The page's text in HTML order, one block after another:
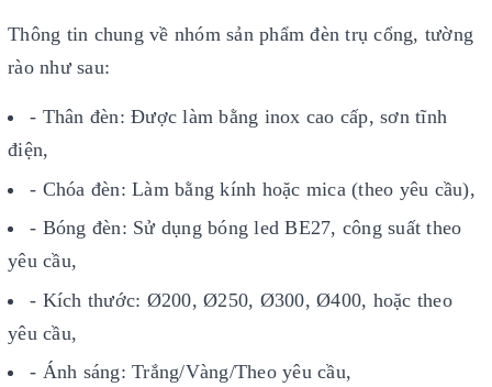
Thông tin chung về nhóm sản phẩm đèn trụ cổng, tường
rào như sau:
- Thân đèn: Được làm bằng inox cao cấp, sơn tĩnh
điện,
- Chóa đèn: Làm bằng kính hoặc mica (theo yêu cầu),
- Bóng đèn: Sử dụng bóng led BE27, công suất theo
yêu cầu,
- Kích thước: Ø200, Ø250, Ø300, Ø400, hoặc theo
yêu cầu,
- Ánh sáng: Trắng/Vàng/Theo yêu cầu,